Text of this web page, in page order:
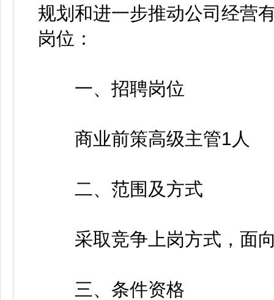
规划和进一步推动公司经营
岗位：
一、招聘岗位
商业前策高级主管1人
二、范围及方式
采取竞争上岗方式，面向
三、条件资格